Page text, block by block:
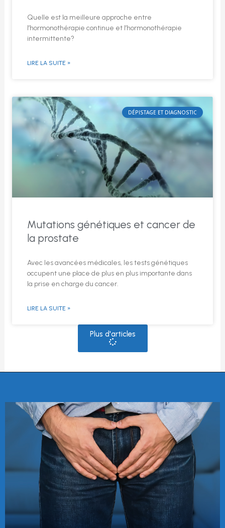
Quelle est la meilleure approche entre
l’hormonothérapie continue et l’hormonothérapie
intermittente?
LIRE LA SUITE »
DÉPISTAGE ET DIAGNOSTIC
Mutations génétiques et cancer de
la prostate
Avec les avancées médicales, les tests génétiques
occupent une place de plus en plus importante dans
la prise en charge du cancer.
LIRE LA SUITE »
Plus d'articles